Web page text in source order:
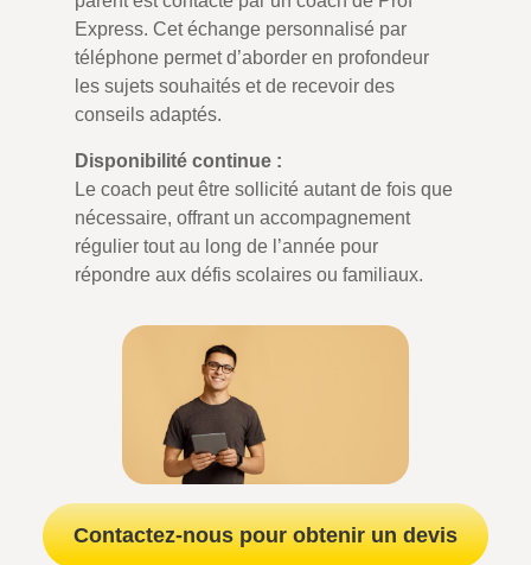
Express. Cet échange personnalisé par
téléphone permet d’aborder en profondeur
les sujets souhaités et de recevoir des
conseils adaptés.
Disponibilité continue :
Le coach peut être sollicité autant de fois que
nécessaire, offrant un accompagnement
régulier tout au long de l’année pour
répondre aux défis scolaires ou familiaux.
Contactez-nous pour obtenir un devis